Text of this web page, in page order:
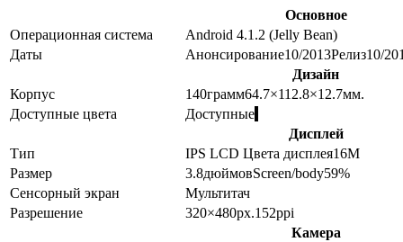
Основное
Операционная система
Android 4.1.2 (Jelly Bean)
Даты
Анонсирование10/2013Релиз10/
Дизайн
Корпус
140грамм64.7×112.8×12.7мм.
Доступные цвета
Доступные
Дисплей
Тип
IPS LCD Цвета дисплея16M
Размер
3.8дюймовScreen/body59%
Сенсорный экран
Мультитач
Разрешение
320×480px.152ppi
Камера